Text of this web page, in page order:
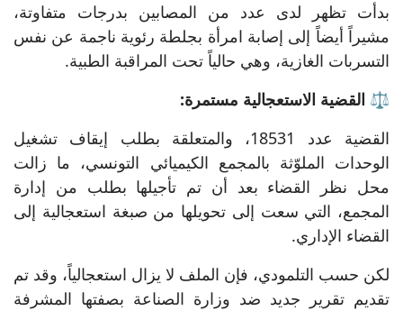
بدأت تظهر لدى عدد من المصابين بدرجات متفاوتة،
مشيراً أيضاً إلى إصابة امرأة بجلطة رئوية ناجمة عن نفس
التسربات الغازية، وهي حالياً تحت المراقبة الطبية.
⚖️ القضية الاستعجالية مستمرة:
القضية عدد 18531، والمتعلقة بطلب إيقاف تشغيل
الوحدات الملوّثة بالمجمع الكيميائي التونسي، ما زالت
محل نظر القضاء بعد أن تم تأجيلها بطلب من إدارة
المجمع، التي سعت إلى تحويلها من صبغة استعجالية إلى
القضاء الإداري.
لكن حسب التلمودي، فإن الملف لا يزال استعجالياً، وقد تم
تقديم تقرير جديد ضد وزارة الصناعة بصفتها المشرفة